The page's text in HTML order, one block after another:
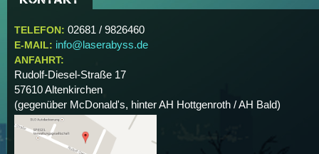
TELEFON: 02681 / 9826460
E-MAIL: info@laserabyss.de
ANFAHRT:
Rudolf-Diesel-Straße 17
57610Altenkirchen
(gegenüber McDonald's, hinter AH Hottgenroth / AH Bald)